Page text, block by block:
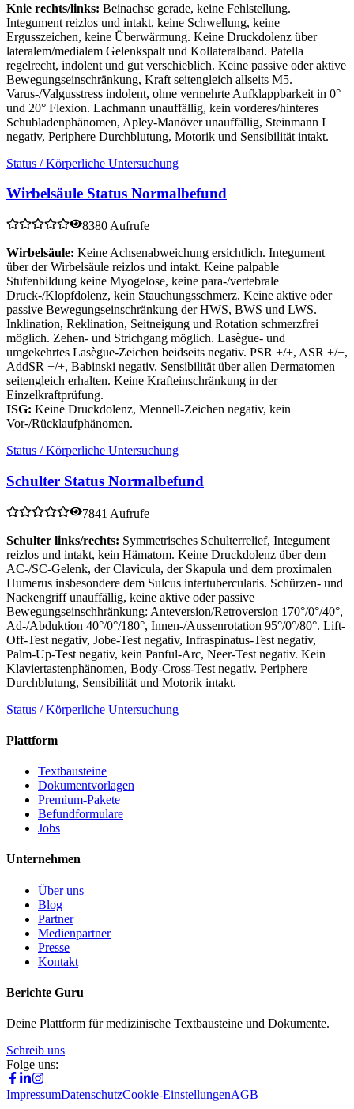
Knie rechts/links: Beinachse gerade, keine Fehlstellung.
Integument reizlos und intakt, keine Schwellung, keine
Ergusszeichen, keine Überwärmung. Keine Druckdolenz über
lateralem/medialem Gelenkspalt und Kollateralband. Patella
regelrecht, indolent und gut verschieblich. Keine passive oder aktive
Bewegungseinschränkung, Kraft seitengleich allseits M5.
Varus-/Valgusstress indolent, ohne vermehrte Aufklappbarkeit in 0°
und 20° Flexion. Lachmann unauffällig, kein vorderes/hinteres
Schubladenphänomen, Apley-Manöver unauffällig, Steinmann I
negativ, Periphere Durchblutung, Motorik und Sensibilität intakt.
Status / Körperliche Untersuchung
Wirbelsäule Status Normalbefund
8380 Aufrufe
Wirbelsäule: Keine Achsenabweichung ersichtlich. Integument
über der Wirbelsäule reizlos und intakt. Keine palpable
Stufenbildung keine Myogelose, keine para-/vertebrale
Druck-/Klopfdolenz, kein Stauchungsschmerz. Keine aktive oder
passive Bewegungseinschränkung der HWS, BWS und LWS.
Inklination, Reklination, Seitneigung und Rotation schmerzfrei
möglich. Zehen- und Strichgang möglich. Lasègue- und
umgekehrtes Lasègue-Zeichen beidseits negativ. PSR +/+, ASR +/+,
AddSR +/+, Babinski negativ. Sensibilität über allen Dermatomen
seitengleich erhalten. Keine Krafteinschränkung in der
Einzelkraftprüfung.
ISG: Keine Druckdolenz, Mennell-Zeichen negativ, kein
Vor-/Rücklaufphänomen.
Status / Körperliche Untersuchung
Schulter Status Normalbefund
7841 Aufrufe
Schulter links/rechts: Symmetrisches Schulterrelief, Integument
reizlos und intakt, kein Hämatom. Keine Druckdolenz über dem
AC-/SC-Gelenk, der Clavicula, der Skapula und dem proximalen
Humerus insbesondere dem Sulcus intertubercularis. Schürzen- und
Nackengriff unauffällig, keine aktive oder passive
Bewegungseinschhränkung: Anteversion/Retroversion 170°/0°/40°,
Ad-/Abduktion 40°/0°/180°, Innen-/Aussenrotation 95°/0°/80°. Lift-
Off-Test negativ, Jobe-Test negativ, Infraspinatus-Test negativ,
Palm-Up-Test negativ, kein Panful-Arc, Neer-Test negativ. Kein
Klaviertastenphänomen, Body-Cross-Test negativ. Periphere
Durchblutung, Sensibilität und Motorik intakt.
Status / Körperliche Untersuchung
Plattform
Textbausteine
Dokumentvorlagen
Premium-Pakete
Befundformulare
Jobs
Unternehmen
Über uns
Blog
Partner
Medienpartner
Presse
Kontakt
Berichte Guru
Deine Plattform für medizinische Textbausteine und Dokumente.
Schreib uns
Folge uns:
ImpressumDatenschutzCookie-EinstellungenAGB